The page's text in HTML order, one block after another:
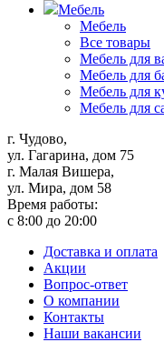
Мебель
Мебель
Все товары
Мебель для
Мебель для
Мебель для
Мебель для
г. Чудово,
ул. Гагарина, дом 75
г. Малая Вишера,
ул. Мира, дом 58
Время работы:
с 8:00 до 20:00
Доставка и оплата
Акции
Вопрос-ответ
О компании
Контакты
Наши вакансии